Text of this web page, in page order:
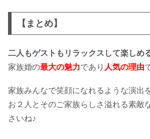
【まとめ】
二人もゲストもリラックスして楽しめ
家族婚の最大の魅力であり 人気の理由
家族みんなで笑顔になれるような演出
お２人とそのご家族らしさ溢れる素敵
さいね♪